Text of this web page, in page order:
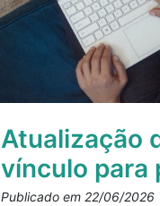
Atualização
vínculo para
Publicado em 22/06/2026